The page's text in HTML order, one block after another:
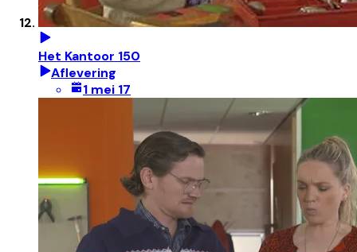
Het Kantoor 150
Aflevering
1 mei 17